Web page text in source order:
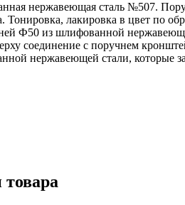
нержавеющая сталь №507.
лакировка в цвет по
Ф50 из шлифованной
соединение с поручнем
нержавеющей стали, которые